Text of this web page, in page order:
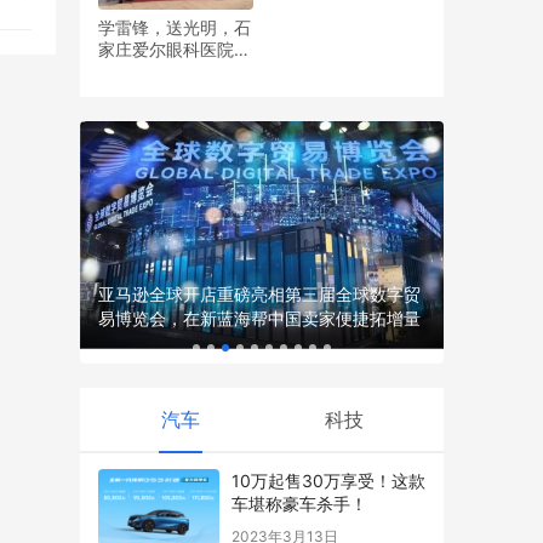
学雷锋，送光明，石
家庄爱尔眼科医院党
届全球数字贸
家便捷拓增量
55策略：亿航智能取证 飞行汽车行业迎来
新突破
汽车 科技
10万起售30万享受！这款
车堪称豪车杀手！
2023年3月13日